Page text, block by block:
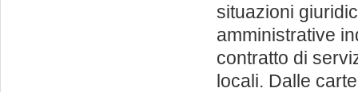
situazioni
amministrative
contratto di
locali. Dalle